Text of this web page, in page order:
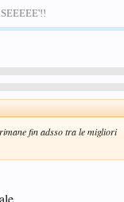
fin adsso tra le migliori